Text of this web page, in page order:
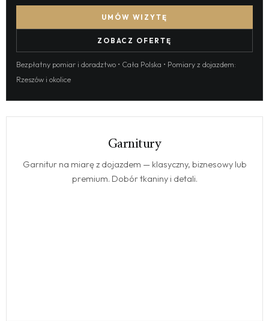
UMÓW WIZYTĘ
ZOBACZ OFERTĘ
Bezpłatny pomiar i doradztwo • Cała Polska • Pomiary z dojazdem:
Rzeszów i okolice
Garnitury
Garnitur na miarę z dojazdem — klasyczny, biznesowy lub
premium. Dobór tkaniny i detali.